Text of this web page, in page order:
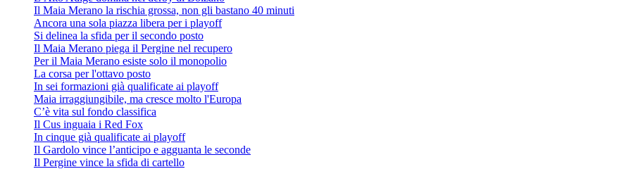
Il Maia Merano la rischia grossa, non gli bastano 40 minuti
Ancora una sola piazza libera per i playoff
Si delinea la sfida per il secondo posto
Il Maia Merano piega il Pergine nel recupero
Per il Maia Merano esiste solo il monopolio
La corsa per l'ottavo posto
In sei formazioni già qualificate ai playoff
Maia irraggiungibile, ma cresce molto l'Europa
C’è vita sul fondo classifica
Il Cus inguaia i Red Fox
In cinque già qualificate ai playoff
Il Gardolo vince l’anticipo e agguanta le seconde
Il Pergine vince la sfida di cartello